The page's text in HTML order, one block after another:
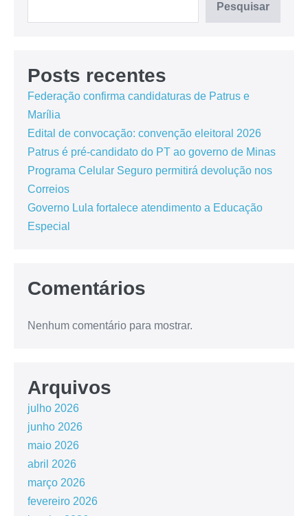
Pesquisar
Posts recentes
Federação confirma candidaturas de Patrus e
Marília
Edital de convocação: convenção eleitoral 2026
Patrus é pré-candidato do PT ao governo de Minas
Programa Celular Seguro permitirá devolução nos
Correios
Governo Lula fortalece atendimento a Educação
Especial
Comentários
Nenhum comentário para mostrar.
Arquivos
julho 2026
junho 2026
maio 2026
abril 2026
março 2026
fevereiro 2026